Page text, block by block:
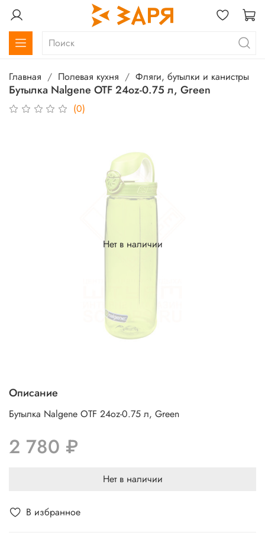
Главная Полевая кухня Фляги, бутылки и канистры
Бутылка Nalgene OTF 24oz-0.75 л, Green
(0)
В избранное
Нет в наличии
Описание
Бутылка Nalgene OTF 24oz-0.75 л, Green
2 780 ₽
Нет в наличии